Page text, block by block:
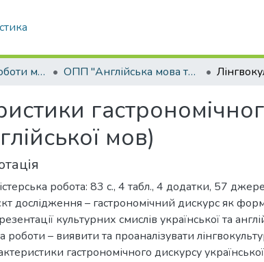
Кваліфікаційні роботи магістрів ОПП "Англійська мова та друга іноземна мова"
мов)
робота: 83 с., 4 табл., 4 додатки, 57
дослідження – гастрономічний дискурс як
культурних смислів української та
роботи – виявити та проаналізувати
гастрономічного дискурсу української